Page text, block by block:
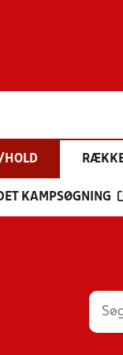
HOLD
KAMPSØGNING